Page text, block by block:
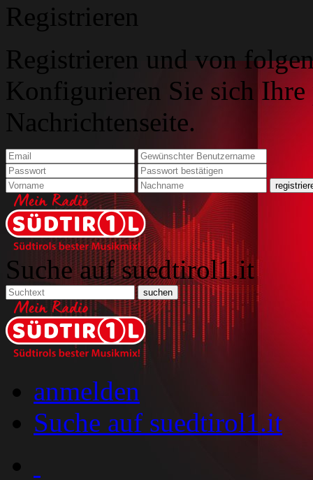
Registrieren
Registrieren und von
Konfigurieren Sie sich
Nachrichtenseite.
Suche auf suedtirol1.it
anmelden
Suche auf suedtirol1.it